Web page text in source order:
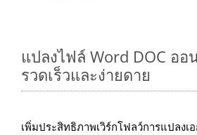
แปลงไฟล์ Word DOC ออ
รวดเร็วและง่ายดาย
เพิ่มประสิทธิภาพเวิร์กโฟลว์การแปลง